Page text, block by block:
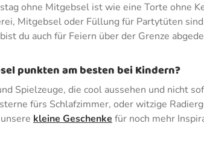
ohne Mitgebsel ist wie eine Torte ohne
Mitgebsel oder Füllung für Partytüten
du auch für Feiern über der Grenze
punkten am besten bei Kindern?
Spielzeuge, die cool aussehen und nicht
fürs Schlafzimmer, oder witzige
kleine Geschenke für noch mehr